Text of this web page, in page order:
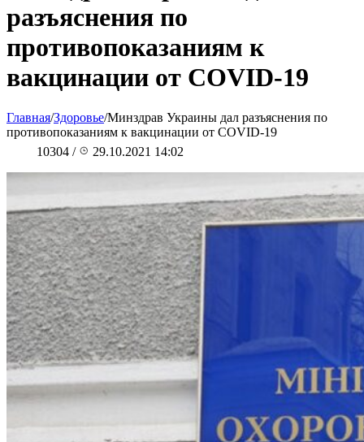
разъяснения по
противопоказаниям к
вакцинации от COVID-19
Главная/Здоровье/Минздрав Украины дал разъяснения по
противопоказаниям к вакцинации от COVID-19
10304 / 29.10.2021 14:02